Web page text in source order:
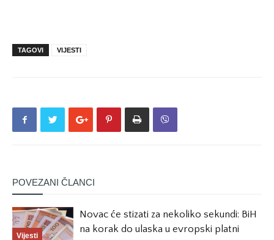
TAGOVI VIJESTI
POVEZANI ČLANCI
Vijesti
Novac će stizati za nekoliko sekundi: BiH
na korak do ulaska u evropski platni